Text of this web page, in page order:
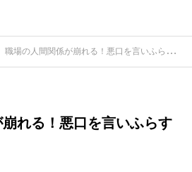
職場の人間関係が崩れる！悪口を言いふらす人の末路とは？
れる！悪口を言いふらす